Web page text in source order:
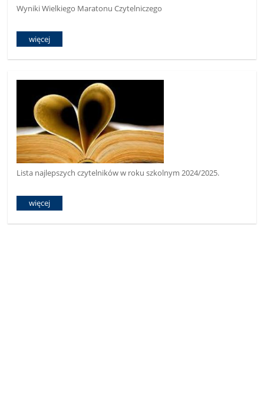
Wyniki Wielkiego Maratonu Czytelniczego
więcej
Lista najlepszych czytelników w roku szkolnym 2024/2025.
więcej